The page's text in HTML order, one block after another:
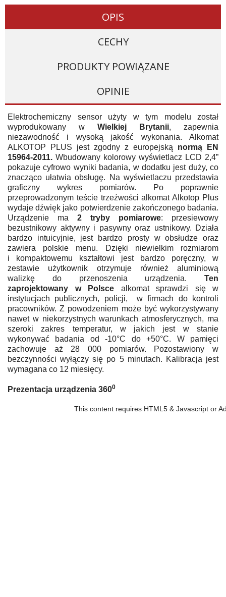
OPIS
CECHY
PRODUKTY POWIĄZANE
OPINIE
Elektrochemiczny sensor użyty w tym modelu został
wyprodukowany w Wielkiej Brytanii, zapewnia
niezawodność i wysoką jakość wykonania. Alkomat
ALKOTOP PLUS jest zgodny z europejską normą EN
15964-2011. Wbudowany kolorowy wyświetlacz LCD 2,4”
pokazuje cyfrowo wyniki badania, w dodatku jest duży, co
znacząco ułatwia obsługę. Na wyświetlaczu przedstawia
graficzny wykres pomiarów. Po poprawnie
przeprowadzonym teście trzeźwości alkomat Alkotop Plus
wydaje dźwięk jako potwierdzenie zakończonego badania.
Urządzenie ma 2 tryby pomiarowe: przesiewowy
bezustnikowy aktywny i pasywny oraz ustnikowy. Działa
bardzo intuicyjnie, jest bardzo prosty w obsłudze oraz
zawiera polskie menu. Dzięki niewielkim rozmiarom
i kompaktowemu kształtowi jest bardzo poręczny, w
zestawie użytkownik otrzymuje również aluminiową
walizkę do przenoszenia urządzenia. Ten
zaprojektowany w Polsce alkomat sprawdzi się w
instytucjach publicznych, policji, w firmach do kontroli
pracowników. Z powodzeniem może być wykorzystywany
nawet w niekorzystnych warunkach atmosferycznych, ma
szeroki zakres temperatur, w jakich jest w stanie
wykonywać badania od -10°C do +50°C. W pamięci
zachowuje aż 28 000 pomiarów. Pozostawiony w
bezczynności wyłączy się po 5 minutach. Kalibracja jest
wymagana co 12 miesięcy.
Prezentacja urządzenia 3600
This content requires HTML5 & Javascript or